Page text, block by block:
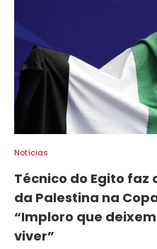
Notícias
Técnico do Egito faz
da Palestina na
“Imploro que
viver”